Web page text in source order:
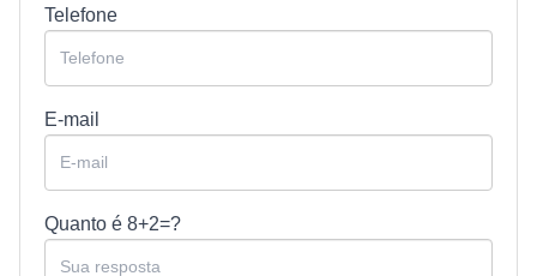
Telefone
E-mail
Quanto é 8+2=?